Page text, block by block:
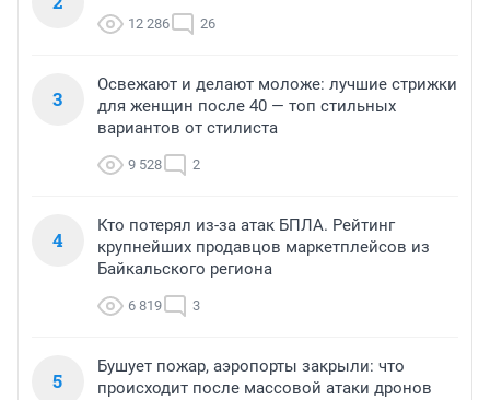
12 286 26
3
Освежают и делают моложе: лучшие стрижки
для женщин после 40 — топ стильных
вариантов от стилиста
9 528 2
4
Кто потерял из-за атак БПЛА. Рейтинг
крупнейших продавцов маркетплейсов из
Байкальского региона
6 819 3
5
Бушует пожар, аэропорты закрыли: что
происходит после массовой атаки дронов